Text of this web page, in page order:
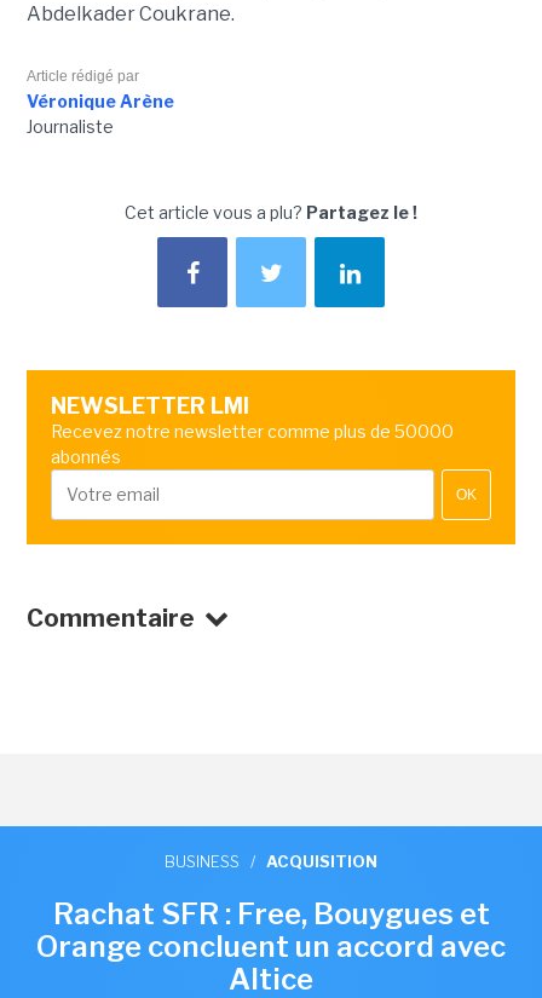
Abdelkader Coukrane.
Article rédigé par
Véronique Arène
Journaliste
Cet article vous a plu? Partagez le !
NEWSLETTER LMI
Recevez notre newsletter comme plus de 50000
abonnés
OK
Commentaire
BUSINESS / ACQUISITION
Rachat SFR : Free, Bouygues et
Orange concluent un accord avec
Altice